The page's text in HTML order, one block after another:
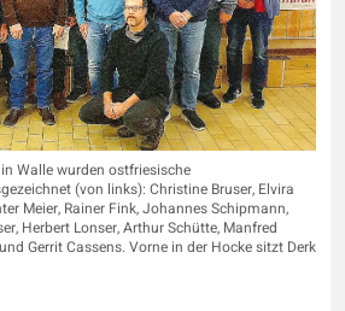
Walle wurden ostfriesische
(von links): Christine Bruser, Elvira
Meier, Rainer Fink, Johannes Schipmann,
Herbert Lonser, Arthur Schütte, Manfred
Gerrit Cassens. Vorne in der Hocke sitzt Derk